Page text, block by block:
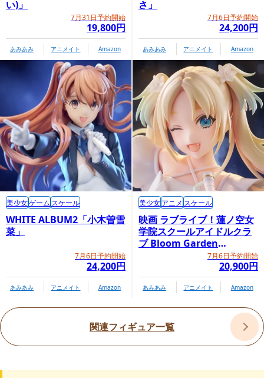
い)」
7月31日予約開始
19,800円
あみあみ アニメイト Amazon
さ」
7月6日予約開始
24,200円
あみあみ アニメイト Amazon
WHITE ALBUM2「小木曽雪
菜」
7月6日予約開始
24,200円
美少女ゲーム スケール
あみあみ アニメイト Amazon
映画 ラブライブ！蓮ノ空女
学院スクールアイドルクラ
ブ Bloom Garden
Party「大沢瑠璃乃」7月6日予約開始
20,900円
美少女アニメ スケール
あみあみ アニメイト Amazon
関連フィギュア一覧